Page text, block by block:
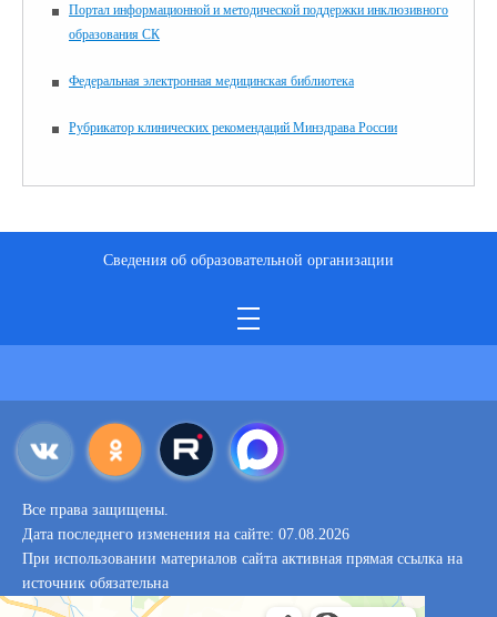
Портал информационной и методической поддержки инклюзивного
образования СК
Федеральная электронная медицинская библиотека
Рубрикатор клинических рекомендаций Минздрава России
Сведения об образовательной организации
Все права защищены.
Дата последнего изменения на сайте: 07.08.2026
При использовании материалов сайта активная прямая ссылка на
источник обязательна